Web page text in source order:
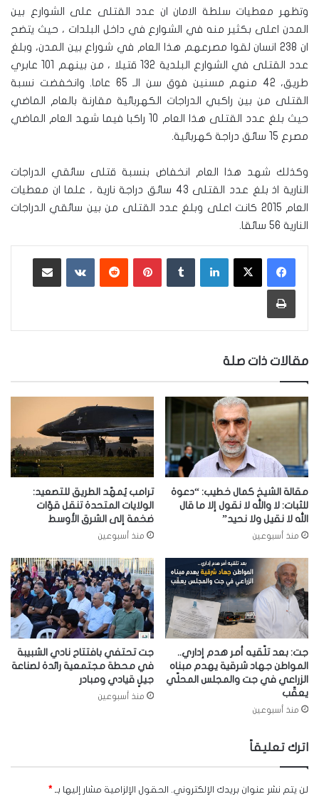
وتظهر معطيات سلطة الامان ان عدد القتلى على الشوارع بين
المدن اعلى بكثير منه في الشوارع في داخل البلدات ، حيث يتضح
ان 238 انسان لقوا مصرعهم هذا العام في شوراع بين المدن، وبلغ
عدد القتلى في الشوارع البلدية 132 قتيلا ، من بينهم 101 عابري
طريق، 42 منهم مسنين فوق سن الـ 65 عاما. وانخفضت نسبة
القتلى من بين راكبي الدراجات الكهربائية مقارنة بالعام الماضي
حيث بلغ عدد القتلى هذا العام 10 راكبا فيما شهد العام الماضي
مصرع 15 سائق دراجة كهربائية.
وكذلك شهد هذا العام انخفاض بنسبة قتلى سائقي الدراجات
النارية اذ بلغ عدد القتلى 43 سائق دراجة نارية ، علما ان معطيات
العام 2015 كانت اعلى وبلغ عدد القتلى من بين سائقي الدراجات
النارية 56 سائقا.
لينكدإن بينتيريست ‏VKontakte
طباعة
مقالات ذات صلة
مقالة الشيخ كمال خطيب: “دعوة
للثبات: لا والله لا نقول إلا ما قال
الله لا نقيل ولا نحيد”
منذ أسبوعين
ترامب يُمهّد الطريق للتصعيد:
الولايات المتحدة تنقل قوّات
ضخمة إلى الشرق الأوسط
منذ أسبوعين
جت: بعد تلّقيه أمر هدم إداري..
المواطن جهاد شرقية يهدم مبناه
الزراعي في جت والمجلس المحلّي
يعقّب
منذ أسبوعين
جت تحتفي بافتتاح نادي الشبيبة
في محطة مجتمعية رائدة لصناعة
جيلٍ قيادي ومبادر
منذ أسبوعين
اترك تعليقاً
لن يتم نشر عنوان بريدك الإلكتروني. الحقول الإلزامية مشار إليها بـ *